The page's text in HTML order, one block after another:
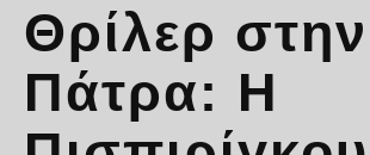
Θρίλερ στην
Πάτρα: H